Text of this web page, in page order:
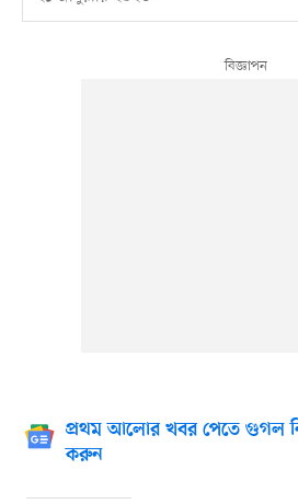
প্রথম আলোর খবর পেতে গুগল
করুন